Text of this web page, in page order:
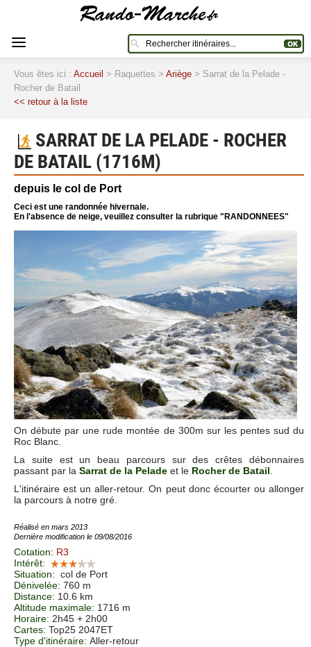
Vous êtes ici : Accueil > Raquettes > Ariège > Sarrat de la Pelade -
Rocher de Batail
<< retour à la liste
SARRAT DE LA PELADE - ROCHER
DE BATAIL (1716M)
depuis le col de Port
Ceci est une randonnée hivernale.
En l'absence de neige, veuillez consulter la rubrique "RANDONNEES"
On débute par une rude montée de 300m sur les pentes sud du
Roc Blanc.
La suite est un beau parcours sur des crêtes débonnaires
passant par la Sarrat de la Pelade et le Rocher de Batail
L'itinéraire est un aller-retour. On peut donc écourter ou allonger
la parcours à notre gré.
Réalisé en mars 2013
Dernière modification le 09/08/2016
Cotation: R3
Intérêt:
Situation: col de Port
Dénivelée: 760 m
Distance: 10.6 km
Altitude maximale: 1716 m
Horaire: 2h45 + 2h00
Cartes: Top25 2047ET
Type d'itinéraire: Aller-retour